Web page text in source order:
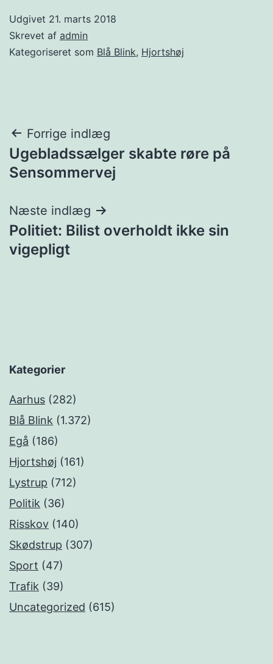
Udgivet 21. marts 2018
Skrevet af admin
Kategoriseret som Blå Blink, Hjortshøj
Indlægsnavigation
Forrige indlæg
Ugebladssælger skabte røre på
Sensommervej
Næste indlæg
Politiet: Bilist overholdt ikke sin
vigepligt
Kategorier
Aarhus (282)
Blå Blink (1.372)
Egå (186)
Hjortshøj (161)
Lystrup (712)
Politik (36)
Risskov (140)
Skødstrup (307)
Sport (47)
Trafik (39)
Uncategorized (615)